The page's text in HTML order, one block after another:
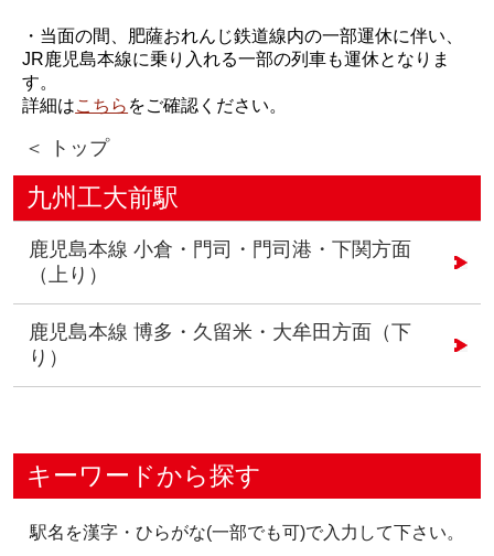
・当面の間、肥薩おれんじ鉄道線内の一部運休に伴い、
JR鹿児島本線に乗り入れる一部の列車も運休となりま
す。
詳細はこちら をご確認ください。
＜ トップ
九州工大前駅
鹿児島本線 小倉・門司・門司港・下関方面
（上り）
鹿児島本線 博多・久留米・大牟田方面（下
り）
キーワードから探す
駅名を漢字・ひらがな(一部でも可)で入力して下さい。